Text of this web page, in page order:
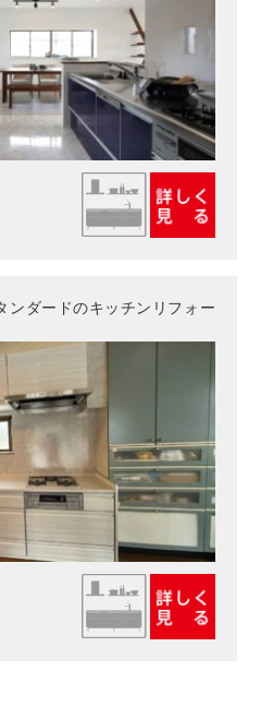
ダードのキッチンリフォー